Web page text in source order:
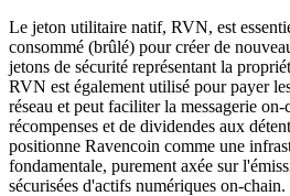
Le jeton utilitaire natif, RVN, est
consommé (brûlé) pour créer de
jetons de sécurité représentant la
RVN est également utilisé pour payer
réseau et peut faciliter la messagerie
récompenses et de dividendes aux
positionne Ravencoin comme une
fondamentale, purement axée sur
sécurisées d'actifs numériques on-chain.